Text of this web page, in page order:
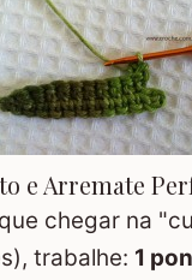
e Arremate
chegar na
trabalhe: 1